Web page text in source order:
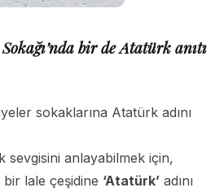
bir de Atatürk anıtı
sokaklarına Atatürk adını
sevgisini anlayabilmek için,
bir lale çeşidine ‘Atatürk’ adını